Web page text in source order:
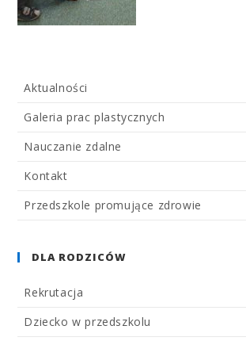
Aktualności
Galeria prac plastycznych
Nauczanie zdalne
Kontakt
Przedszkole promujące zdrowie
DLA RODZICÓW
Rekrutacja
Dziecko w przedszkolu